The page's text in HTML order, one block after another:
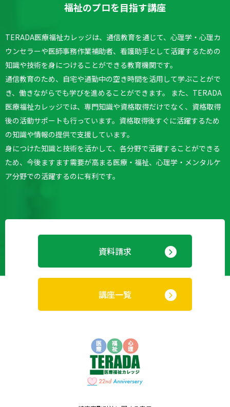
福祉のプロを目指す講座
TERADA医療福祉カレッジは、通信教育を通じて、心理学・心理カ
ウンセラーや医師事務作業補助者、看護助手として活躍するための
知識や技術を身につけることができる教育機関です。
通信教育のため、自宅や通勤中の空き時間を活用して学ぶことがで
き、働きながらでも学びを進めることができます。
また、TERADA
医療福祉カレッジでは、専門知識や資格取得だけでなく、資格取得
後の活動サポートも行っています。 資格取得後すぐに活躍するため
の知識や情報の提供で支援しています。
身につけた知識と技術を活かして、各分野で活躍することができる
ため、今後ますます需要が高まる医療・福祉、心理学・メンタルケ
ア分野での活躍するのに有利です。
資料請求
講座一覧